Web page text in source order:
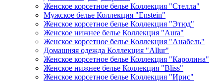
Женское корсетное белье Коллекция "Стелла"
Мужское белье Коллекция "Enstein"
Женское корсетное белье Коллекция "Этюд"
Женское нижнее белье Коллекция "Aura"
Женское корсетное белье Коллекция "Анабель"
Домашняя одежда Коллекция "Allur"
Женское корсетное белье Коллекция "Каролина"
Женское нижнее белье Коллекция "Bliss"
Женское корсетное белье Коллекция "Ирис"